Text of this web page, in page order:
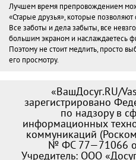
Лучшем время препровождением
«Старые друзья», которые позволяют
Все заботы и дела забыты, все
большим экраном и наслаждаетесь
Поэтому не стоит медлить, просто
его просмотру.
«ВашДосуг.RU/
зарегистрировано
по надзору в
информационных
коммуникаций
№ ФС 77—71066
Учредитель: ООО